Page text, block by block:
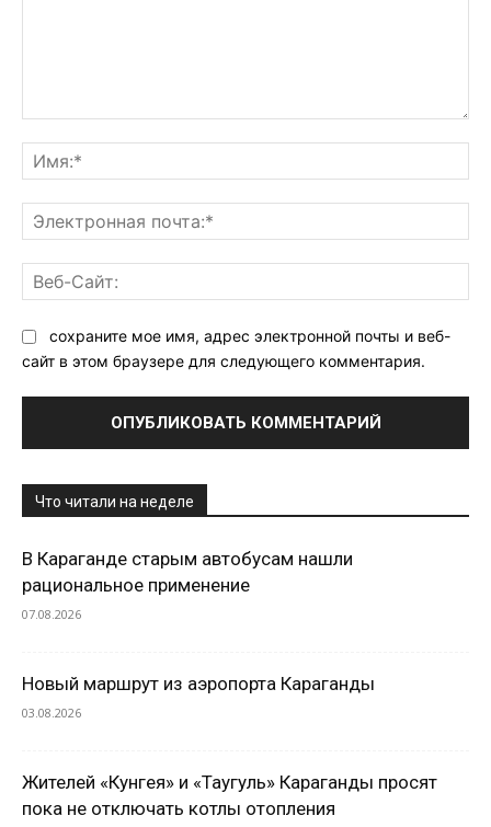
сохраните мое имя, адрес электронной почты и веб-
сайт в этом браузере для следующего комментария.
Что читали на неделе
В Караганде старым автобусам нашли
рациональное применение
07.08.2026
Новый маршрут из аэропорта Караганды
03.08.2026
Жителей «Кунгея» и «Таугуль» Караганды просят
пока не отключать котлы отопления